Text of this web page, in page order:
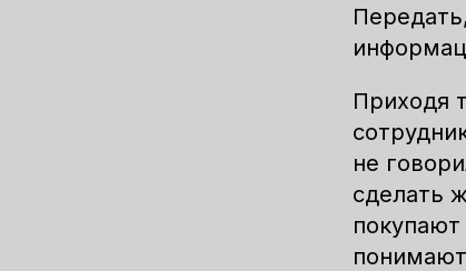
Приходя
не
сделать